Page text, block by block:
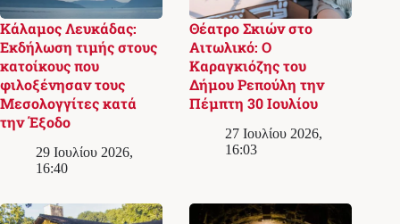
Κάλαμος Λευκάδας:
Εκδήλωση τιμής στους
κατοίκους που
φιλοξένησαν τους
Μεσολογγίτες κατά
την Έξοδο
29 Ιουλίου 2026,
16:40
Θέατρο Σκιών στο
Αιτωλικό: Ο
Καραγκιόζης του
Δήμου Ρεπούλη την
Πέμπτη 30 Ιουλίου
27 Ιουλίου 2026,
16:03